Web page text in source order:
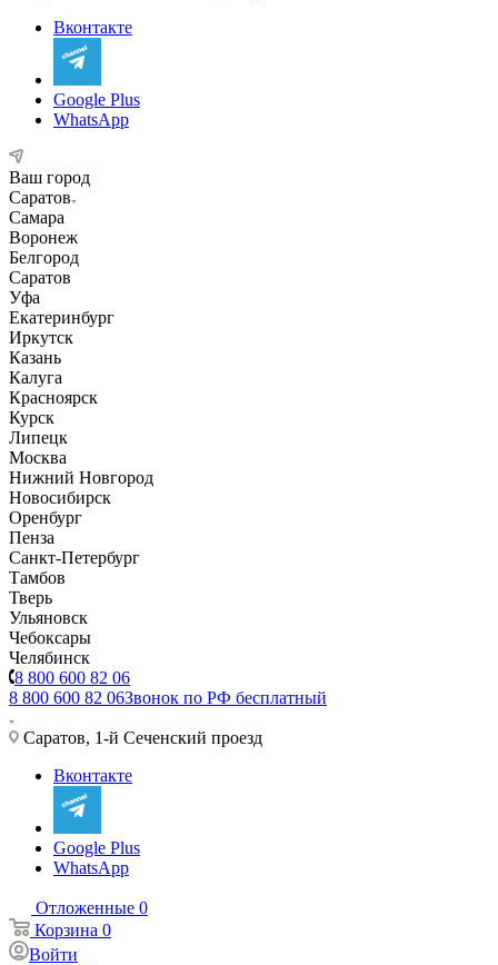
Вконтакте
Google Plus
WhatsApp
Ваш город
Саратов
Самара
Воронеж
Белгород
Саратов
Уфа
Екатеринбург
Иркутск
Казань
Калуга
Красноярск
Курск
Липецк
Москва
Нижний Новгород
Новосибирск
Оренбург
Пенза
Санкт-Петербург
Тамбов
Тверь
Ульяновск
Чебоксары
Челябинск
8 800 600 82 06
8 800 600 82 06Звонок по РФ бесплатный
Саратов, 1-й Сеченский проезд
Вконтакте
Google Plus
WhatsApp
Отложенные 0
Корзина 0
Войти